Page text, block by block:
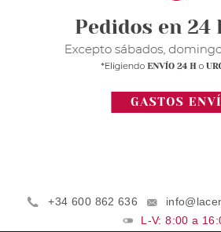
+34 600 862 636
L-V: 8:00 a